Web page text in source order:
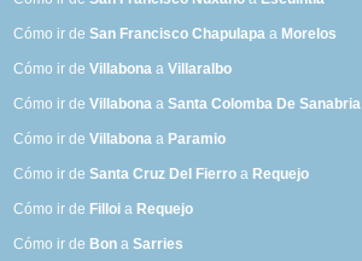
Cómo ir deSan Francisco Chapulapa a Morelos
Cómo ir deVillabona aVillaralbo
Cómo ir deVillabona aSanta Colomba De Sanabria
Cómo ir deVillabona a Paramio
Cómo ir deSanta Cruz Del Fierro a Requejo
Cómo ir de Filloi a Requejo
Cómo ir de Bon aSarries